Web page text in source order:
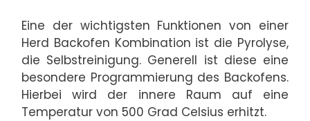
Eine der wichtigsten Funktionen von einer
Herd Backofen Kombination ist die Pyrolyse,
die Selbstreinigung. Generell ist diese eine
besondere Programmierung des Backofens.
Hierbei wird der innere Raum auf eine
Temperatur von 500 Grad Celsius erhitzt.